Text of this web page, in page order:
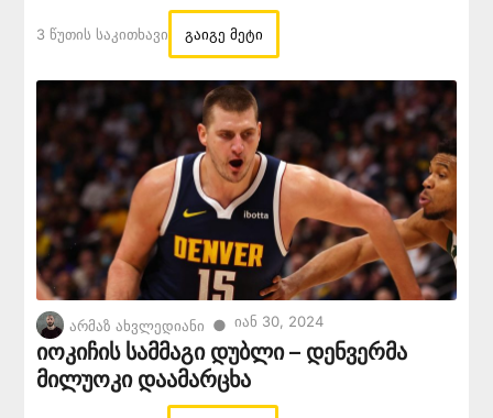
3 Წუთის Საკითხავი გაიგე მეტი
არმაზ ახვლედიანი ● Იან 30, 2024
იოკიჩის სამმაგი დუბლი – დენვერმა
მილუოკი დაამარცხა